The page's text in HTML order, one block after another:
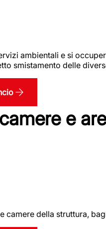
ambientali e si
smistamento delle
e
camere della struttura,